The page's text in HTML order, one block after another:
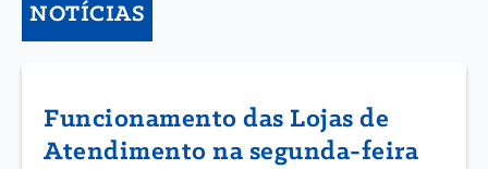
NOTÍCIAS
Funcionamento das Lojas de
Atendimento na segunda-feira